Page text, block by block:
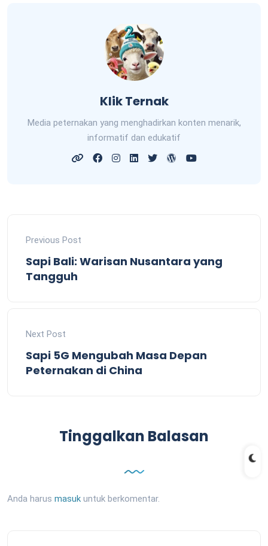
Klik Ternak
Media peternakan yang menghadirkan konten menarik,
informatif dan edukatif
Previous Post
Sapi Bali: Warisan Nusantara yang
Tangguh
Next Post
Sapi 5G Mengubah Masa Depan
Peternakan di China
Tinggalkan Balasan
Anda harus masuk untuk berkomentar.